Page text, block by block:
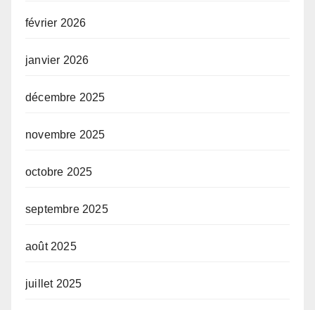
février 2026
janvier 2026
décembre 2025
novembre 2025
octobre 2025
septembre 2025
août 2025
juillet 2025